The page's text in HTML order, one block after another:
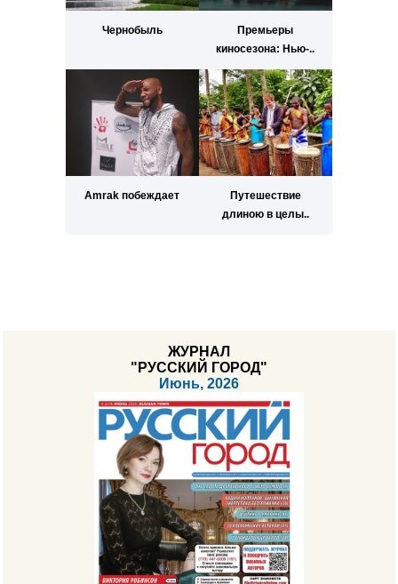
Чернобыль
Премьеры
киносезона: Нью-..
Amrak побеждает
Путешествие
длиною в целы..
ЖУРНАЛ
"РУССКИЙ ГОРОД"
Июнь, 2026